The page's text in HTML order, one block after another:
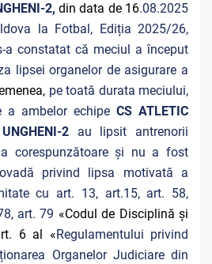
2, din data de 16.08.2025
la Fotbal, Ediția 2025/26,
a constatat că meciul a început
lipsei organelor de asigurare a
pe toată durata meciului,
a ambelor echipe CS ATLETIC
2 au lipsit antrenorii
corespunzătoare și nu a fost
privind lipsa motivată a
cu art. 13, art.15, art. 58,
art. 79 «Codul de Disciplină și
6 al «Regulamentului privind
Organelor Judiciare din